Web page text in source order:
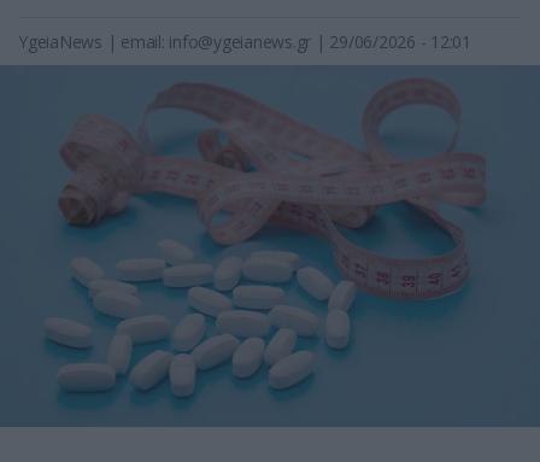
YgeiaNews | email: info@ygeianews.gr | 29/06/2026 - 12:01